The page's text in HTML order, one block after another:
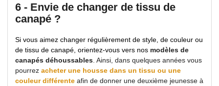
6 - Envie de changer de tissu de
canapé ?
Si vous aimez changer régulièrement de style, de couleur ou
de tissu de canapé, orientez-vous vers nos modèles de
canapés déhoussables . Ainsi, dans quelques années vous
pourrez acheter une housse dans un tissu ou une
couleur différente afin de donner une deuxième jeunesse à